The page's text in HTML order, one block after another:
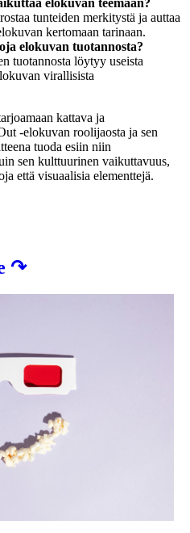
tunteiden merkitystä ja auttaa
kertomaan tarinaan.
elokuvan tuotannosta?
tuotannosta löytyy useista
virallisista
kattava ja
-elokuvan roolijaosta ja sen
tuoda esiin niin
sen kulttuurinen vaikuttavuus,
että visuaalisia elementtejä.
↷